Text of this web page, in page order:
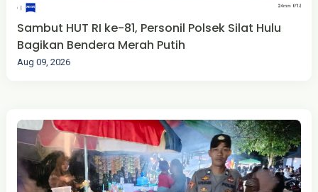
Sambut HUT RI ke-81, Personil Polsek Silat Hulu
Bagikan Bendera Merah Putih
Aug 09, 2026